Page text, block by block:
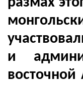
и
восточной